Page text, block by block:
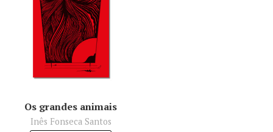
Os grandes animais
Inês Fonseca Santos